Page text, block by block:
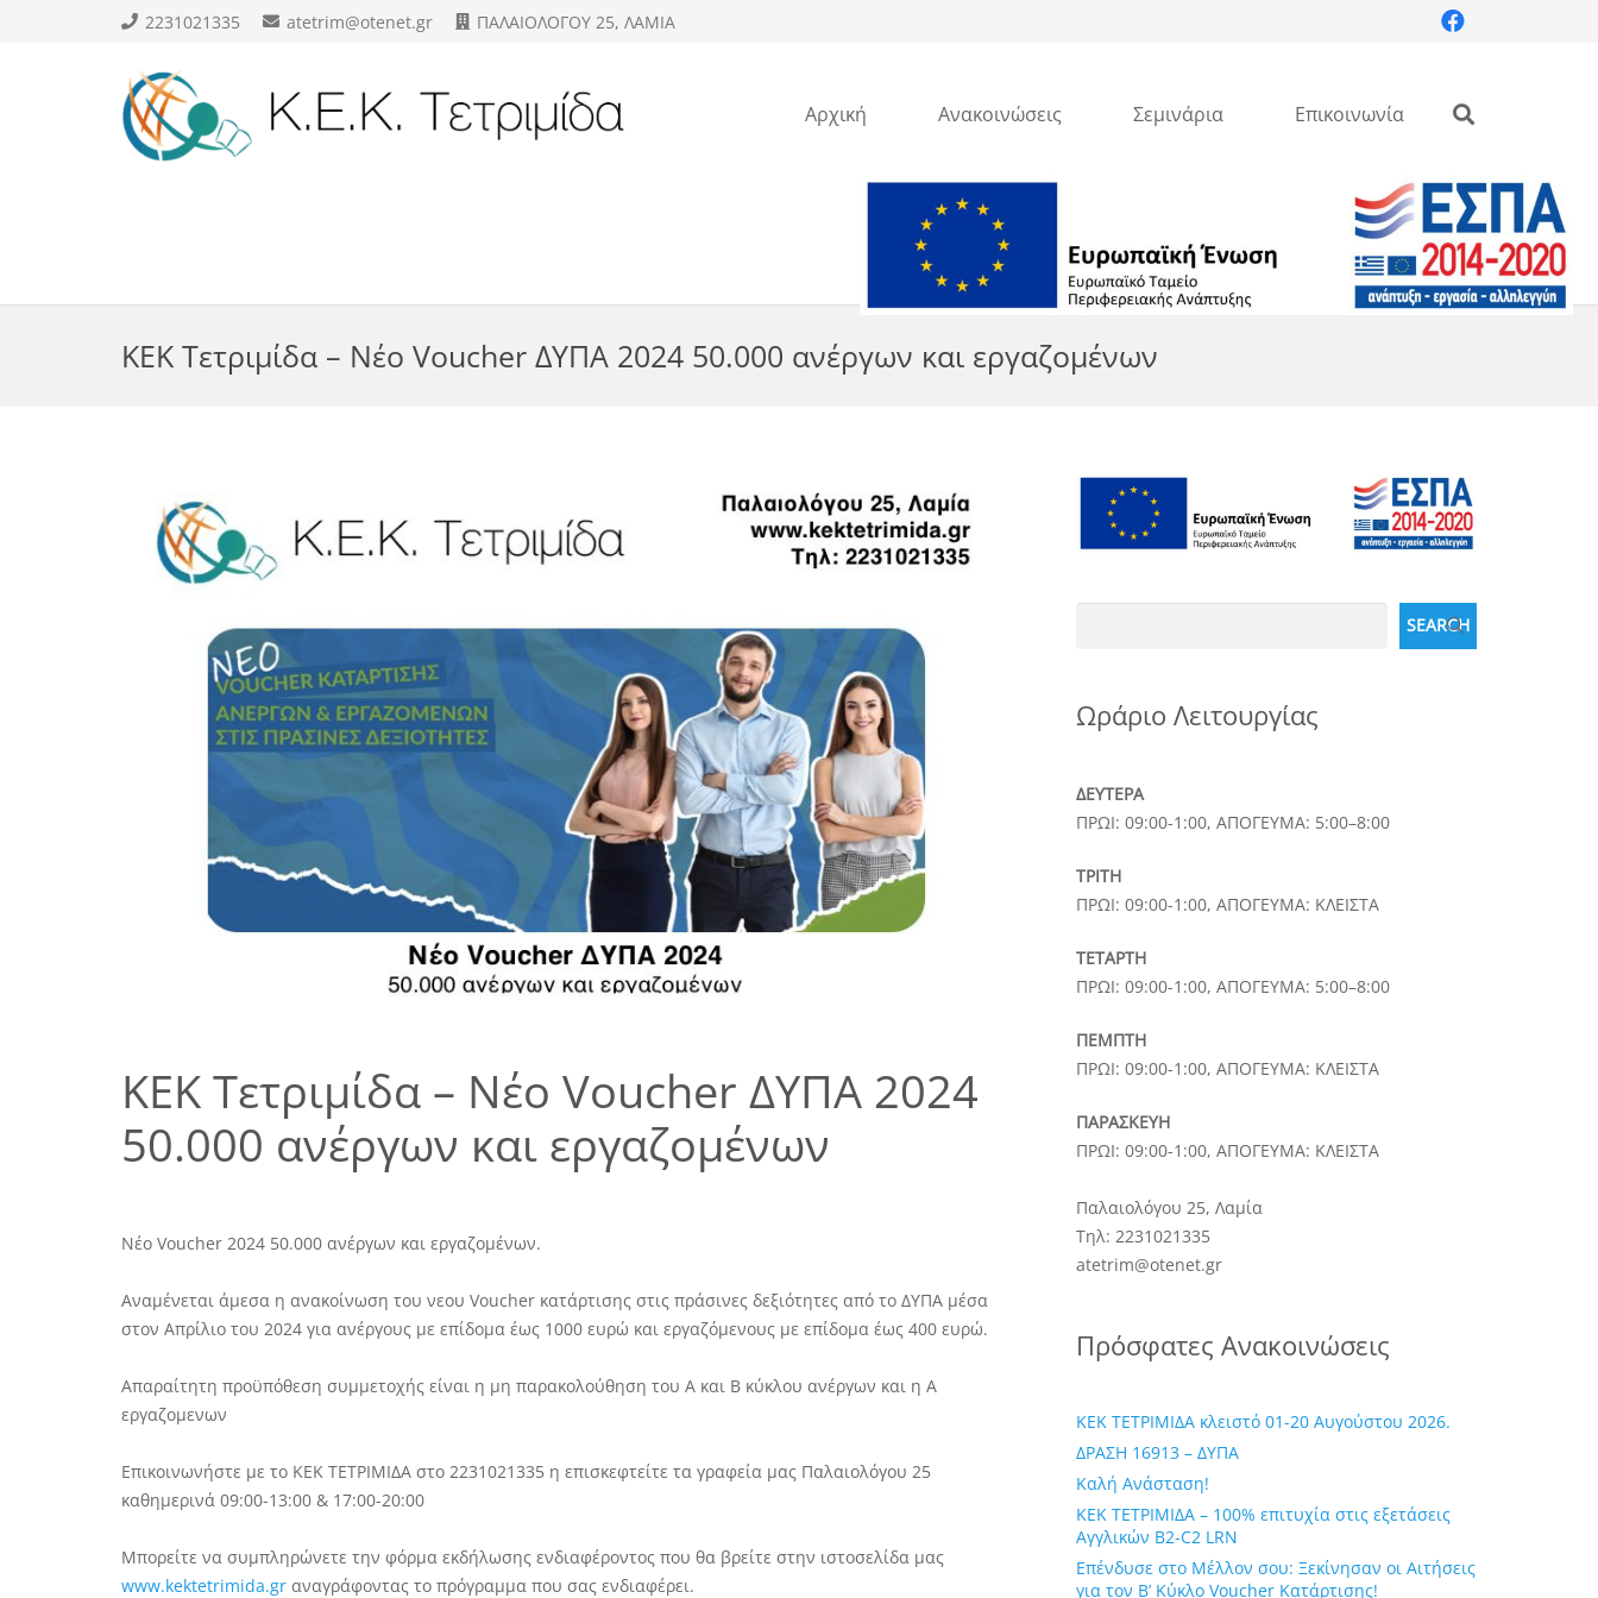
2231021335 atetrim@otenet.gr ΠΑΛΑΙΟΛΟΓΟΥ 25, ΛΑΜΙΑ
Αρχική Ανακοινώσεις Σεμινάρια Επικοινωνία
ΚΕΚ Τετριμίδα – Νέο Voucher ΔΥΠΑ 2024 50.000 ανέργων και εργαζομένων
ΚΕΚ Τετριμίδα – Νέο Voucher ΔΥΠΑ 2024
50.000 ανέργων και εργαζομένων
Νέο Voucher 2024 50.000 ανέργων και εργαζομένων.
Αναμένεται άμεσα η ανακοίνωση του νεου Voucher κατάρτισης στις πράσινες δεξιότητες από το ΔΥΠΑ μέσα
στον Απρίλιο του 2024 για ανέργους με επίδομα έως 1000 ευρώ και εργαζόμενους με επίδομα έως 400 ευρώ.
Απαραίτητη προϋπόθεση συμμετοχής είναι η μη παρακολούθηση του Α και Β κύκλου ανέργων και η Α
εργαζομενων
Επικοινωνήστε με το ΚΕΚ ΤΕΤΡΙΜΙΔΑ στο 2231021335 η επισκεφτείτε τα γραφεία μας Παλαιολόγου 25
καθημερινά 09:00-13:00 & 17:00-20:00
Μπορείτε να συμπληρώνετε την φόρμα εκδήλωσης ενδιαφέροντος που θα βρείτε στην ιστοσελίδα μας
www.kektetrimida.gr αναγράφοντας το πρόγραμμα που σας ενδιαφέρει.
SEARCH
Ωράριο Λειτουργίας
ΔΕΥΤΕΡΑ
ΠΡΩΙ: 09:00-1:00, ΑΠΟΓΕΥΜΑ: 5:00–8:00
ΤΡΙΤΗ
ΠΡΩΙ: 09:00-1:00, ΑΠΟΓΕΥΜΑ: ΚΛΕΙΣΤΑ
ΤΕΤΑΡΤΗ
ΠΡΩΙ: 09:00-1:00, ΑΠΟΓΕΥΜΑ: 5:00–8:00
ΠΕΜΠΤΗ
ΠΡΩΙ: 09:00-1:00, ΑΠΟΓΕΥΜΑ: ΚΛΕΙΣΤΑ
ΠΑΡΑΣΚΕΥΗ
ΠΡΩΙ: 09:00-1:00, ΑΠΟΓΕΥΜΑ: ΚΛΕΙΣΤΑ
Παλαιολόγου 25, Λαμία
Τηλ: 2231021335
atetrim@otenet.gr
Πρόσφατες Ανακοινώσεις
ΚΕΚ ΤΕΤΡΙΜΙΔΑ κλειστό 01-20 Αυγούστου 2026.
ΔΡΑΣΗ 16913 – ΔΥΠΑ
Καλή Ανάσταση!
ΚΕΚ ΤΕΤΡΙΜΙΔΑ – 100% επιτυχία στις εξετάσεις
Αγγλικών B2-C2 LRN
Επένδυσε στο Μέλλον σου: Ξεκίνησαν οι Αιτήσεις
για τον Β’ Κύκλο Voucher Κατάρτισης!